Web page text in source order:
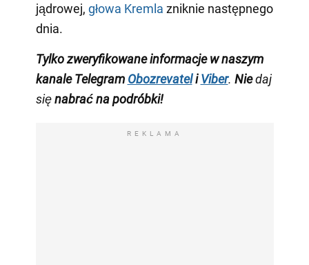
jądrowej, głowa Kremla zniknie następnego
dnia.
Tylko zweryfikowane informacje w naszym
kanale Telegram Obozrevatel i Viber. Niedaj
sięnabrać na podróbki!
REKLAMA